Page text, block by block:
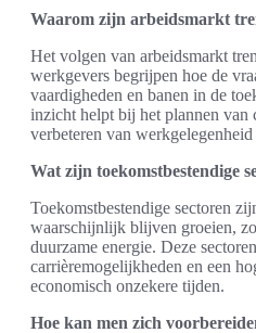
Waarom zijn arbeidsmarkt
Het volgen van arbeidsmarkt
werkgevers begrijpen hoe de
vaardigheden en banen in de
inzicht helpt bij het plannen van
verbeteren van
Wat zijn toekomstbestendige
Toekomstbestendige sectoren
waarschijnlijk blijven groeien,
duurzame energie. Deze
carrièremogelijkheden en een
economisch onzekere tijden.
Hoe kan men zich